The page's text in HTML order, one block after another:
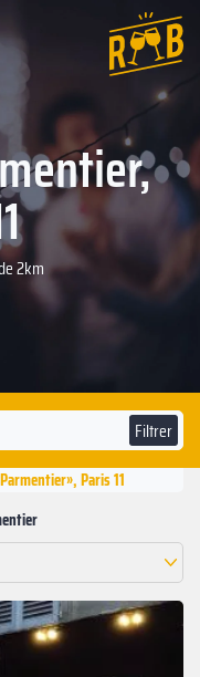
2km
Filtrer
Paris 11